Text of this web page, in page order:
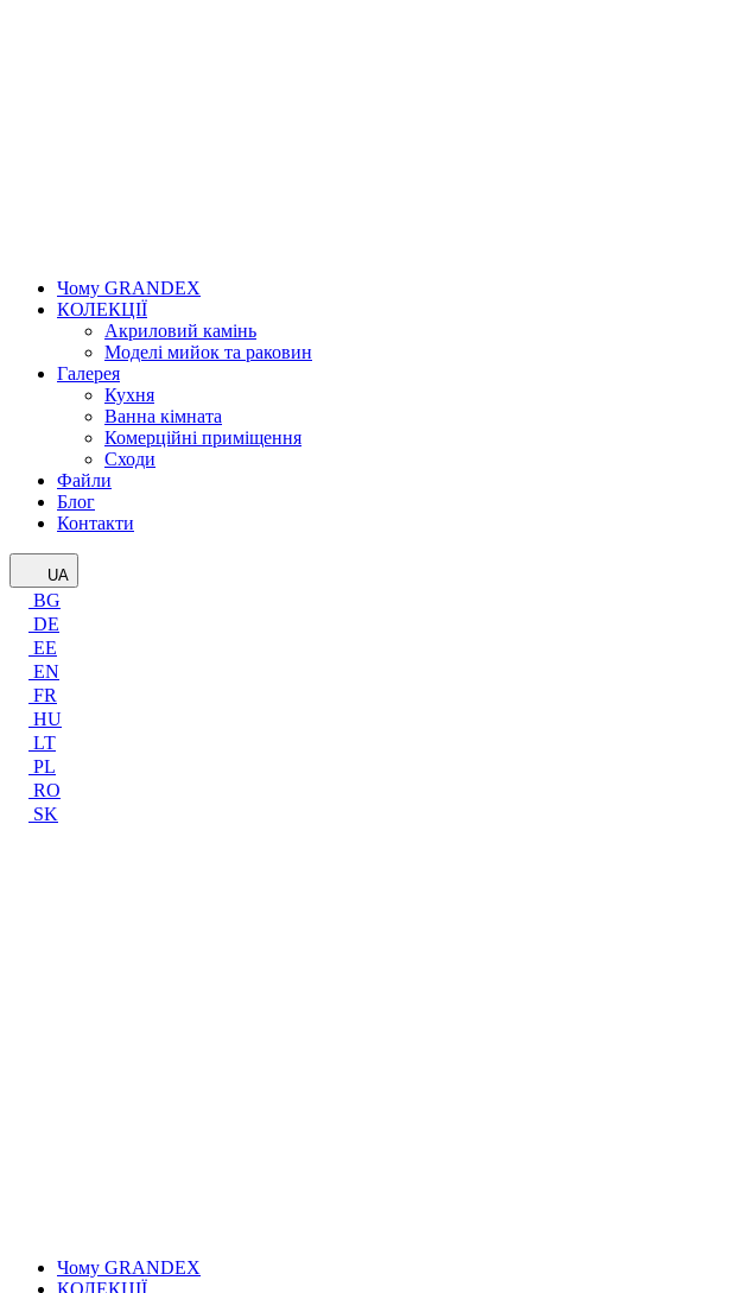
Чому GRANDEX
КОЛЕКЦІЇ
Акриловий камінь
Моделі мийок та раковин
Галерея
Кухня
Ванна кімната
Комерційні приміщення
Сходи
Файли
Блог
Контакти
UA
BG
DE
EE
EN
FR
HU
LT
PL
RO
SK
Чому GRANDEX
КОЛЕКЦІЇ